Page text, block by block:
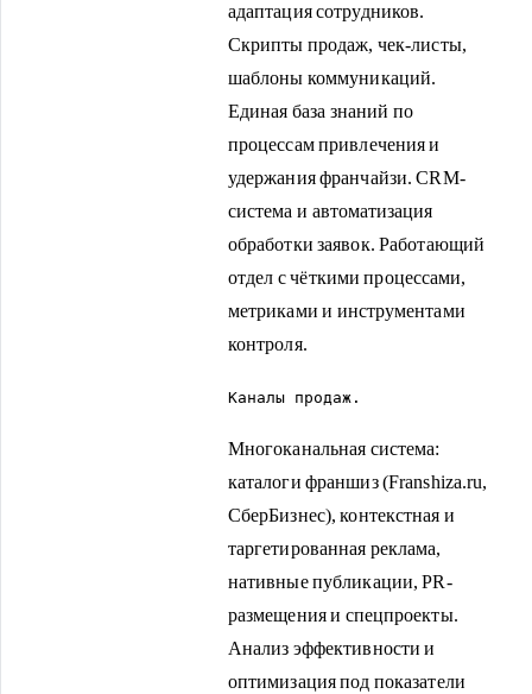
адаптация сотрудников.
Скрипты продаж, чек-листы,
шаблоны коммуникаций.
Единая база знаний по
процессам привлечения и
удержания франчайзи. CRM-
система и автоматизация
обработки заявок. Работающий
отдел с чёткими процессами,
метриками и инструментами
контроля.
Каналы продаж.
Многоканальная система:
каталоги франшиз (Franshiza.ru,
СберБизнес), контекстная и
таргетированная реклама,
нативные публикации, PR-
размещения и спецпроекты.
Анализ эффективности и
оптимизация под показатели